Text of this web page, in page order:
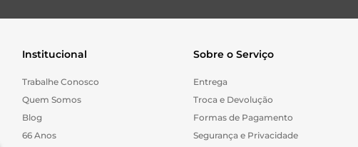
Institucional
Trabalhe Conosco
Quem Somos
Blog
66 Anos
Sobre o Serviço
Entrega
Troca e Devolução
Formas de Pagamento
Segurança e Privacidade